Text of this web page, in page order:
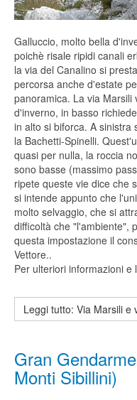
Galluccio, molto bella
poichè risale ripidi canali
la via del Canalino si
percorsa anche d'estate
panoramica. La via
d'inverno, in basso
in alto si biforca. A
la Bachetti-Spinelli.
quasi per nulla, la roccia
sono basse (massimo
ripete queste vie dice che
si intende appunto che
molto selvaggio, che si
difficoltà che "l'ambiente",
questa impostazione il
Vettore..
Per ulteriori informazioni e
Leggi tutto: Via Marsili e
Gran
Monti Sibillini)